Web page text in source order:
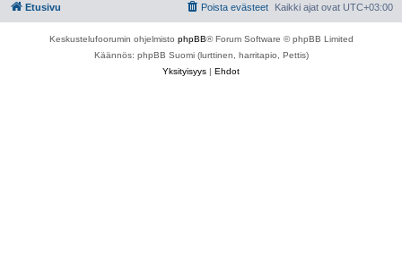
Etusivu Kaikki ajat ovat UTC+03:00
Poista evästeet
Keskustelufoorumin ohjelmisto phpBB® Forum Software © phpBB Limited
Käännös: phpBB Suomi (lurttinen, harritapio, Pettis)
Yksityisyys | Ehdot